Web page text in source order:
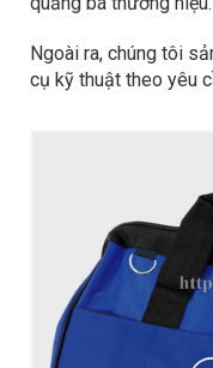
Ngoài ra, chúng tôi
cụ kỹ thuật theo yêu